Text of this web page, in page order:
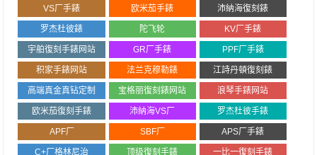
VS厂手錶 欧米茄手錶 沛納海復刻錶
罗杰杜彼錶 陀飞轮 KV厂手錶
宇舶復刻手錶网站 GR厂手錶 PPF厂手錶
积家手錶网站 法兰克穆勒錶 江詩丹頓復刻錶
高端真金真钻定制 宝格丽復刻錶网站 浪琴手錶网站
欧米茄復刻手錶 沛納海VS厂 罗杰杜彼手錶
APF厂 SBF厂 APS厂手錶
C+厂格林尼治 顶级復刻手錶 一比一復刻手錶